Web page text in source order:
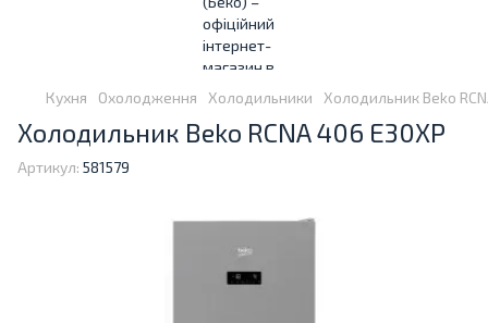
Кухня Охолодження Холодильники Холодильник Beko
Холодильник Beko RCNA 406 E30XP
Артикул: 581579